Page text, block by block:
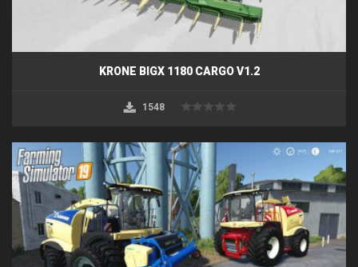
KRONE BIGX 1180 CARGO V1.2
1548